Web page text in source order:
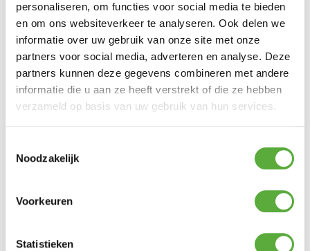
personaliseren, om functies voor social media te bieden
en om ons websiteverkeer te analyseren. Ook delen we
informatie over uw gebruik van onze site met onze
partners voor social media, adverteren en analyse. Deze
partners kunnen deze gegevens combineren met andere
informatie die u aan ze heeft verstrekt of die ze hebben
verzameld op basis van uw gebruik van hun services.
Noodzakelijk
Voorkeuren
Statistieken
Barbecues,Weber accessoires